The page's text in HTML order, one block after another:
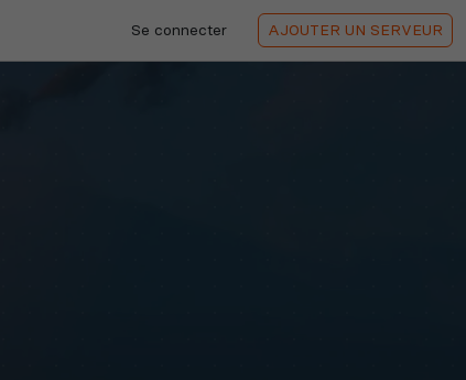
Se connecter AJOUTER UN SERVEUR